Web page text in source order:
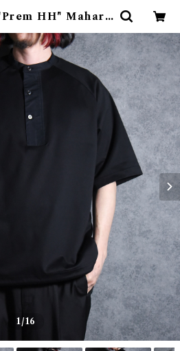
HH" Mahara
ンチ "プレム エイチ
ラニ コットン ヘンリ
ャツ ブラック | mark
ークアンドカラーズ)
1/16